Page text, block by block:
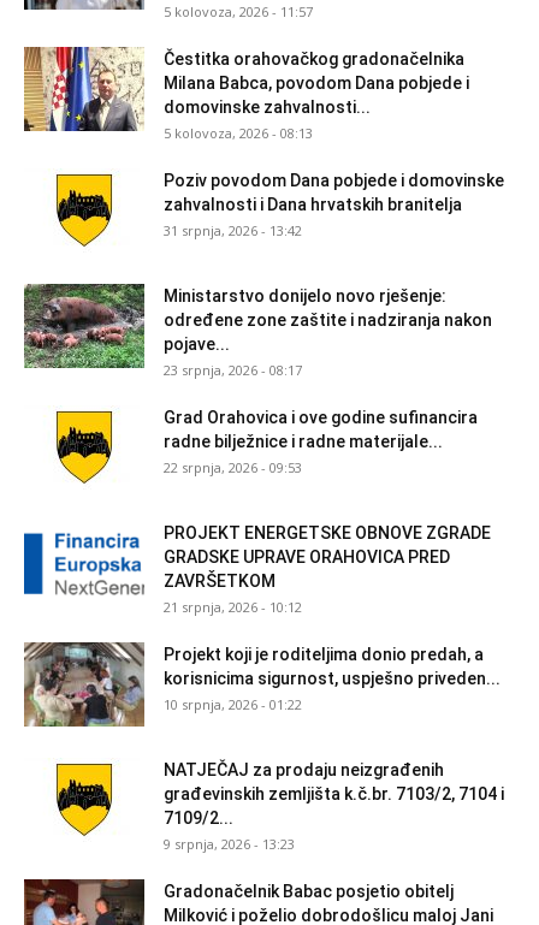
5 kolovoza, 2026 - 11:57
Čestitka orahovačkog gradonačelnika
Milana Babca, povodom Dana pobjede i
domovinske zahvalnosti...
5 kolovoza, 2026 - 08:13
Poziv povodom Dana pobjede i domovinske
zahvalnosti i Dana hrvatskih branitelja
31 srpnja, 2026 - 13:42
Ministarstvo donijelo novo rješenje:
određene zone zaštite i nadziranja nakon
pojave...
23 srpnja, 2026 - 08:17
Grad Orahovica i ove godine sufinancira
radne bilježnice i radne materijale...
22 srpnja, 2026 - 09:53
PROJEKT ENERGETSKE OBNOVE ZGRADE
GRADSKE UPRAVE ORAHOVICA PRED
ZAVRŠETKOM
21 srpnja, 2026 - 10:12
Projekt koji je roditeljima donio predah, a
korisnicima sigurnost, uspješno priveden...
10 srpnja, 2026 - 01:22
NATJEČAJ za prodaju neizgrađenih
građevinskih zemljišta k.č.br. 7103/2, 7104 i
7109/2...
9 srpnja, 2026 - 13:23
Gradonačelnik Babac posjetio obitelj
Milković i poželio dobrodošlicu maloj Jani